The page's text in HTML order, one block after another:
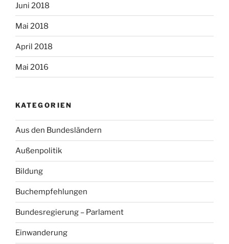
Juni 2018
Mai 2018
April 2018
Mai 2016
KATEGORIEN
Aus den Bundesländern
Außenpolitik
Bildung
Buchempfehlungen
Bundesregierung – Parlament
Einwanderung